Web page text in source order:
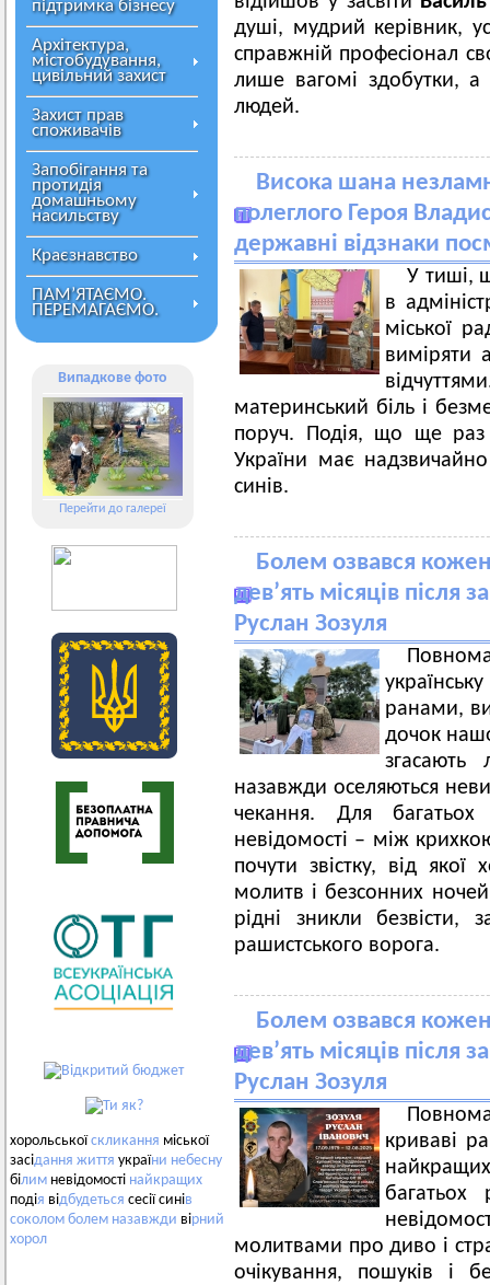
підтримка бізнесу
Архітектура,
містобудування,
цивільний захист
Захист прав
споживачів
Запобігання та
протидія
домашньому
насильству
Краєзнавство
ПАМ’ЯТАЄМО.
ПЕРЕМАГАЄМО.
Випадкове фото
Перейти до галереї
хорольськоїскликання міської
засідання життя україни небесну
білим невідомості найкращих
подія відбудеться сесії синів
соколом болем назавжди вірний
хорол
душі, мудрий керівник,
справжній професіонал
лише вагомі здобутки, а
людей.
Висока шана
полеглого Героя
державні відзнаки
У тиші,
в
міської
виміряти
материнський біль і
поруч. Подія, що ще раз
України має
синів.
Болем озвався
дев’ять місяців після
Руслан Зозуля
ранами,
дочок
згасають
назавжди оселяються
чекання. Для
невідомості – між
почути звістку, від
молитв і безсонних
рідні зникли безвісти,
рашистського ворога.
Болем озвався
дев’ять місяців після
Руслан Зозуля
криваві
молитвами про диво і
очікування, пошуків і